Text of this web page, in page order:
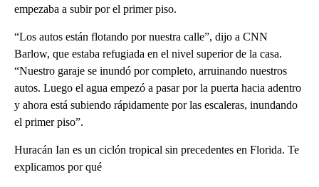
empezaba a subir por el primer piso.
“Los autos están flotando por nuestra calle”, dijo a CNN
Barlow, que estaba refugiada en el nivel superior de la casa.
“Nuestro garaje se inundó por completo, arruinando nuestros
autos. Luego el agua empezó a pasar por la puerta hacia adentro
y ahora está subiendo rápidamente por las escaleras, inundando
el primer piso”.
Huracán Ian es un ciclón tropical sin precedentes en Florida. Te
explicamos por qué